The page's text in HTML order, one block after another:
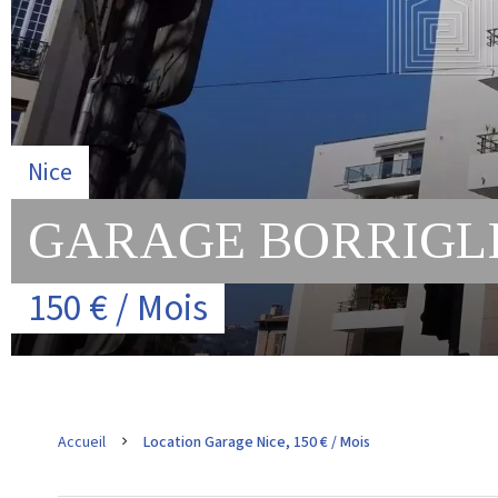
Nice
GARAGE
150 € / Mois
Accueil Location Garage Nice, 150 € / Mois